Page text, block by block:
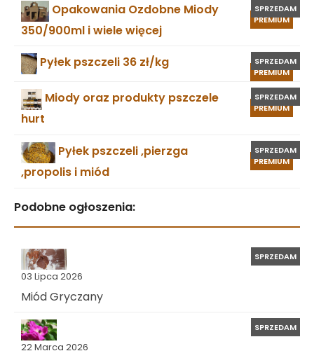
PREMIUM
SPRZEDAM
Opakowania Ozdobne Miody
350/900ml i wiele więcej
PREMIUM
SPRZEDAM
Pyłek pszczeli 36 zł/kg
PREMIUM
SPRZEDAM
Miody oraz produkty pszczele
hurt
PREMIUM
SPRZEDAM
Pyłek pszczeli ,pierzga
,propolis i miód
Podobne ogłoszenia:
03 Lipca 2026
SPRZEDAM
Miód Gryczany
22 Marca 2026
SPRZEDAM